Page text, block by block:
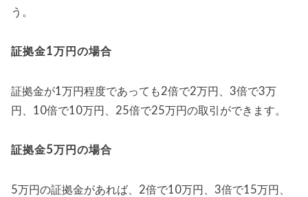
う。
証拠金1万円の場合
証拠金が1万円程度であっても2倍で2万円、3倍で3万
円、10倍で10万円、25倍で25万円の取引ができます。
証拠金5万円の場合
5万円の証拠金があれば、2倍で10万円、3倍で15万円、